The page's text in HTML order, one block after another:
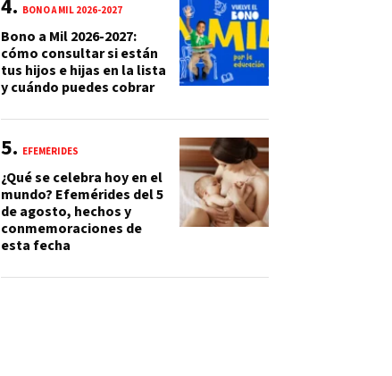
BONO A MIL 2026-2027
Bono a Mil 2026-2027:
cómo consultar si están
tus hijos e hijas en la lista
y cuándo puedes cobrar
EFEMÉRIDES
¿Qué se celebra hoy en el
mundo? Efemérides del 5
de agosto, hechos y
conmemoraciones de
esta fecha